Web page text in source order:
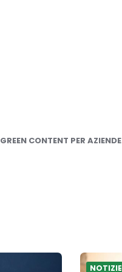
GREEN CONTENT PER AZIENDE
NOTIZIE